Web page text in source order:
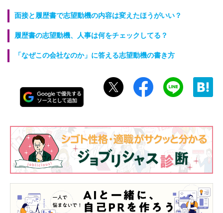
面接と履歴書で志望動機の内容は変えたほうがいい？
履歴書の志望動機、人事は何をチェックしてる？
「なぜこの会社なのか」に答える志望動機の書き方